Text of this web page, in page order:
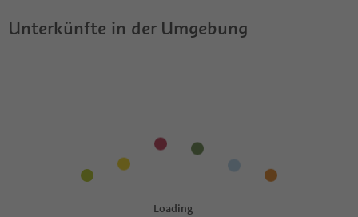
Unterkünfte in der Umgebung